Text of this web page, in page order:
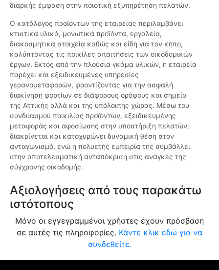
διαρκής έμφαση στην ποιοτική εξυπηρέτηση πελατών.
Ο κατάλογος προϊόντων της εταιρείας περιλαμβάνει
κτιστικά υλικά, μονωτικά προϊόντα, εργαλεία,
διακοσμητικά στοιχεία καθώς και είδη για τον κήπο,
καλύπτοντας τις ποικίλες απαιτήσεις των οικοδομικών
έργων. Εκτός από την πλούσια γκάμα υλικών, η εταιρεία
παρέχει και εξειδικευμένες υπηρεσίες
γερανομεταφορών, φροντίζοντας για την ασφαλή
διακίνηση φορτίων σε διάφορους ορόφους και σημεία
της Αττικής αλλά και της υπόλοιπης χώρας. Μέσω του
συνδυασμού ποικιλίας προϊόντων, εξειδικευμένης
μεταφοράς και αφοσίωσης στην υποστήριξη πελατών,
διακρίνεται και κατοχυρώνει δυναμική θέση στον
ανταγωνισμό, ενώ η πολυετής εμπειρία της συμβάλλει
στην αποτελεσματική ανταπόκριση στις ανάγκες της
σύγχρονης οικοδομής.
Αξιολογήσεις από τους παρακάτω
ιστότοπους
Μόνο οι εγγεγραμμένοι χρήστες έχουν πρόσβαση
σε αυτές τις πληροφορίες. Κάντε κλικ εδώ για να
συνδεθείτε.